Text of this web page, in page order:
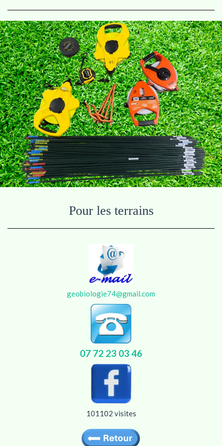
Pour les terrains
geobiologie74@gmail.com
07 72 23 0346
101102 visites